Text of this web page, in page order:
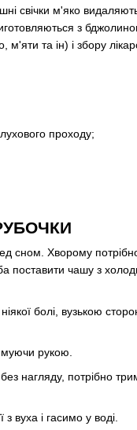
свічки м'яко
з
та ін) і збору
проходу;
сном. Хворому
поставити чашу з
болі, вузькою
рукою.
нагляду, потрібно
з вуха і гасимо у воді.